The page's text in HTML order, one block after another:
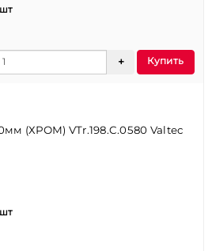
Купить
(ХРОМ) VTr.198.C.0580 Valtec